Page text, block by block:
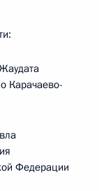
Карачаево-
Федерации